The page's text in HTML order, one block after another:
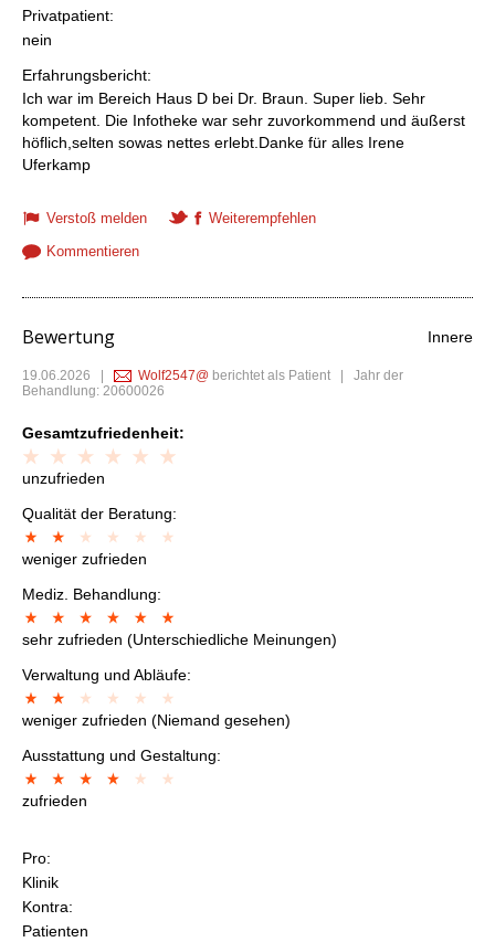
Privatpatient:
nein
Erfahrungsbericht:
Ich war im Bereich Haus D bei Dr. Braun. Super lieb. Sehr
kompetent. Die Infotheke war sehr zuvorkommend und äußerst
höflich,selten sowas nettes erlebt.Danke für alles Irene
Uferkamp
Verstoß melden
Weiterempfehlen
Kommentieren
Bewertung Innere
19.06.2026 Wolf2547@ berichtet als Patient | Jahr der
Behandlung: 20600026
Gesamtzufriedenheit:
unzufrieden
Qualität der Beratung:
weniger zufrieden
Mediz. Behandlung:
sehr zufrieden (Unterschiedliche Meinungen)
Verwaltung und Abläufe:
weniger zufrieden (Niemand gesehen)
Ausstattung und Gestaltung:
zufrieden
Pro:
Klinik
Kontra:
Patienten